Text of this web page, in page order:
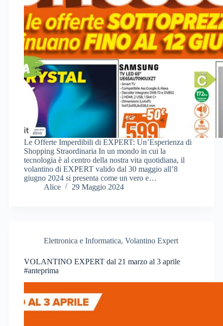
Le Offerte Imperdibili di EXPERT: Un’Esperienza di
Shopping Straordinaria In un mondo in cui la
tecnologia è al centro della nostra vita quotidiana, il
volantino di EXPERT valido dal 30 maggio all’8
giugno 2024 si presenta come un vero e…
Alice
29 Maggio 2024
Elettronica e Informatica, Volantino Expert
VOLANTINO EXPERT dal 21 marzo al 3 aprile
#anteprima